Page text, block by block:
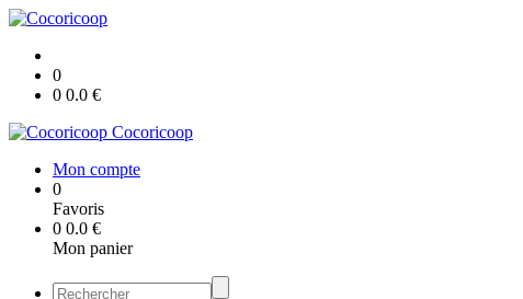
0
0 0.0 €
Cocoricoop
Mon compte
0
Favoris
0 0.0 €
Mon panier